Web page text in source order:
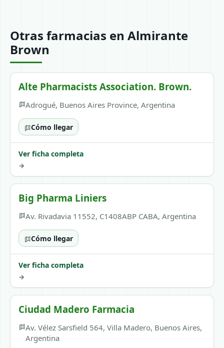
Otras farmacias en Almirante
Brown
Alte Pharmacists Association. Brown.
Adrogué, Buenos Aires Province, Argentina
Cómo llegar
Ver ficha completa
→
Big Pharma Liniers
Av. Rivadavia 11552, C1408ABP CABA, Argentina
Cómo llegar
Ver ficha completa
→
Ciudad Madero Farmacia
Av. Vélez Sarsfield 564, Villa Madero, Buenos Aires,
Argentina